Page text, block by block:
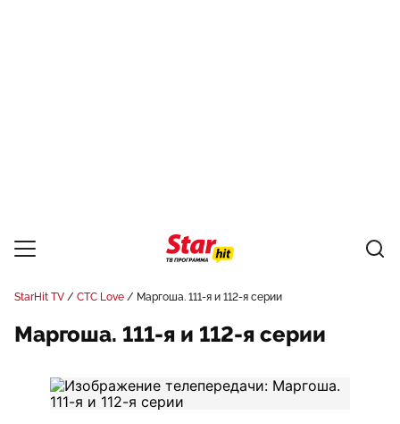
StarHit TV СТС Love Маргоша. 111-я и 112-я серии
Маргоша. 111-я и 112-я серии